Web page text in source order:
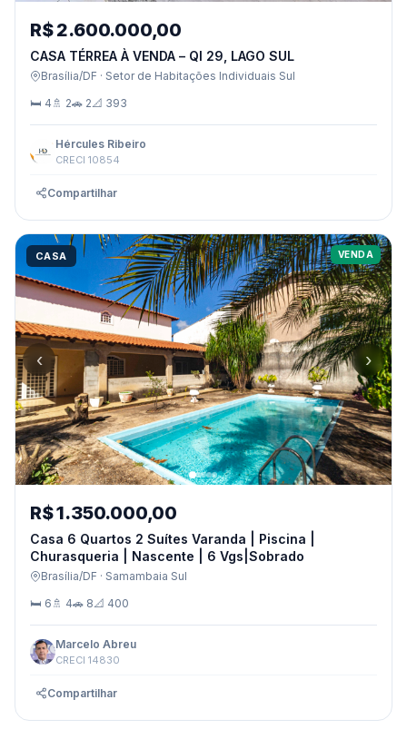
R$ 2.600.000,00
CASA TÉRREA À VENDA – QI 29, LAGO SUL
Brasília/DF · Setor de Habitações Individuais Sul
🛏 4 🚿 2🚗 2📐 393
Hércules Ribeiro
CRECI 10854
Compartilhar
CASA VENDA
‹ ›
R$ 1.350.000,00
Casa 6 Quartos 2 Suítes Varanda | Piscina |
Churasqueria | Nascente | 6 Vgs|Sobrado
Brasília/DF · Samambaia Sul
🛏 6 🚿 4🚗 8📐 400
Marcelo Abreu
CRECI 14830
Compartilhar